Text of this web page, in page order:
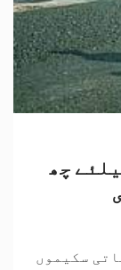
چھ
سکیموں